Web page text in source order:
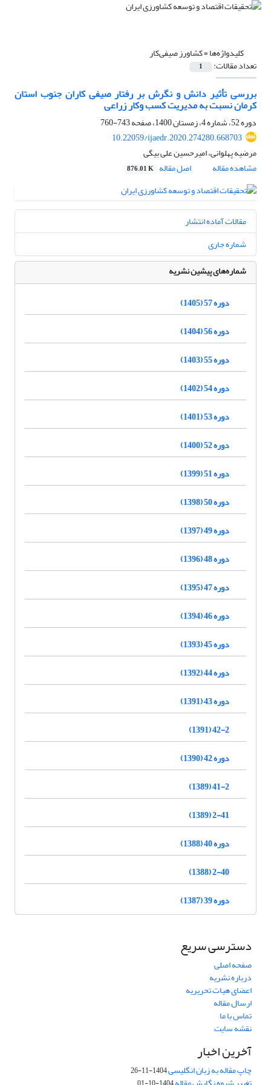
کلیدواژه‌ها =کشاورز صیفی‌کار
تعداد مقالات: 1
بررسی تأثیر دانش و نگرش بر رفتار صیفی کاران جنوب استان
کرمان نسبت به مدیریت کسب وکار زراعی
دوره 52، شماره 4، زمستان 1400، صفحه
743-760
10.22059/ijaedr.2020.274280.668703
مرضیه پهلوانی، امیرحسین علی بیگی
مشاهده مقاله
اصل مقاله 876.01 K
مقالات آماده انتشار
شماره جاری
شماره‌های پیشین نشریه
دوره 57 (1405)
دوره 56 (1404)
دوره 55 (1403)
دوره 54 (1402)
دوره 53 (1401)
دوره 52 (1400)
دوره 51 (1399)
دوره 50 (1398)
دوره 49 (1397)
دوره 48 (1396)
دوره 47 (1395)
دوره 46 (1394)
دوره 45 (1393)
دوره 44 (1392)
دوره 43 (1391)
42-2 (1391)
دوره 42 (1390)
41-2 (1389)
2-41 (1389)
دوره 40 (1388)
2-40 (1388)
دوره 39 (1387)
دسترسی سریع
صفحه اصلی
درباره نشریه
اعضای هیات تحریریه
ارسال مقاله
تماس با ما
نقشه سایت
آخرین اخبار
چاپ مقاله به زبان انگلیسی1404-11-26